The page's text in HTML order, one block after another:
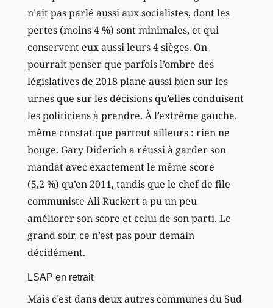
n’ait pas parlé aussi aux socialistes, dont les
pertes (moins 4 %) sont minimales, et qui
conservent eux aussi leurs 4 sièges. On
pourrait penser que parfois l’ombre des
législatives de 2018 plane aussi bien sur les
urnes que sur les décisions qu’elles conduisent
les politiciens à prendre. À l’extrême gauche,
même constat que partout ailleurs : rien ne
bouge. Gary Diderich a réussi à garder son
mandat avec exactement le même score
(5,2 %) qu’en 2011, tandis que le chef de file
communiste Ali Ruckert a pu un peu
améliorer son score et celui de son parti. Le
grand soir, ce n’est pas pour demain
décidément.
LSAP en retrait
Mais c’est dans deux autres communes du Sud